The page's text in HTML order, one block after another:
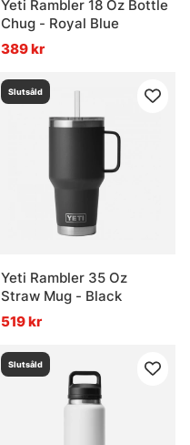
Yeti Rambler 18 Oz Bottle
Chug - Royal Blue
389 kr
Slutsåld
Yeti Rambler 35 Oz
Straw Mug - Black
519 kr
Slutsåld